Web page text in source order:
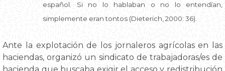
español. Si no lo hablaban o no lo entendían,
simplemente eran tontos (Dieterich, 2000: 36).
Ante la explotación de los jornaleros agrícolas en las
haciendas, organizó un sindicato de trabajadoras/es de